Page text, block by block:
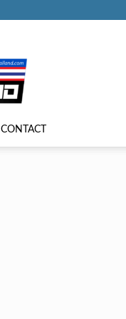
CONTACT